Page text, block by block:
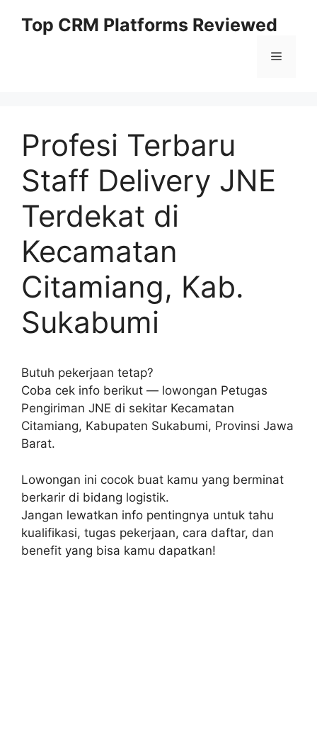
Top CRM Platforms Reviewed
Menu
Profesi Terbaru
Staff Delivery JNE
Terdekat di
Kecamatan
Citamiang, Kab.
Sukabumi
Butuh pekerjaan tetap?
Coba cek info berikut — lowongan Petugas
Pengiriman JNE di sekitar Kecamatan
Citamiang, Kabupaten Sukabumi, Provinsi Jawa
Barat.
Lowongan ini cocok buat kamu yang berminat
berkarir di bidang logistik.
Jangan lewatkan info pentingnya untuk tahu
kualifikasi, tugas pekerjaan, cara daftar, dan
benefit yang bisa kamu dapatkan!